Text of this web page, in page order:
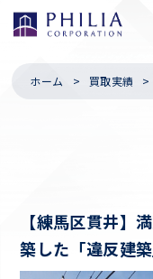
ホーム 買取実績
【練馬区貫井】
築した「違反建